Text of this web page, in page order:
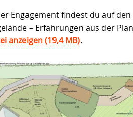
Engagement findest du auf den
– Erfahrungen aus der
anzeigen (19,4 MB).